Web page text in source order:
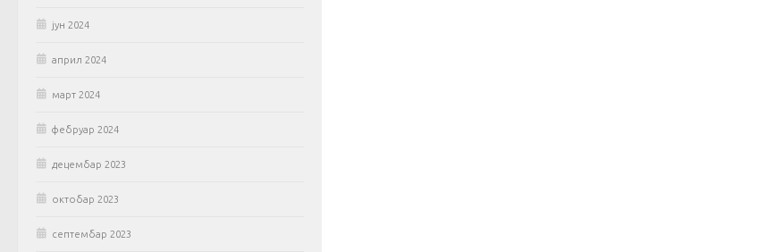
јун 2024
април 2024
март 2024
фебруар 2024
децембар 2023
октобар 2023
септембар 2023